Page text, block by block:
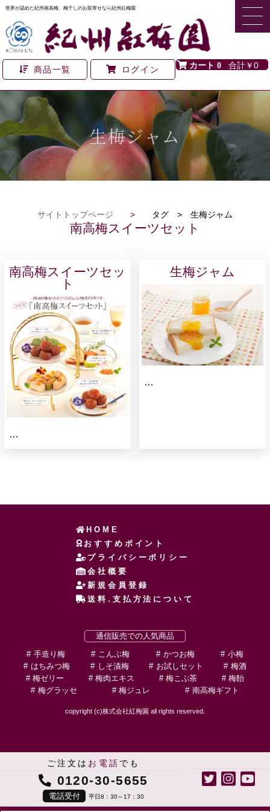
世界が認めた紀州南高梅、梅干しのお取寄せなら紀州紅梅園
商品一覧 ログイン 0 ￥0
ご注文は お電話 でも
0120-30-5655
電話受付 平日8：30～17：30
生梅ジャム
サイトトップページ > タグ > 生梅ジャム
南高梅スイーツセット
南高梅スイーツセッ
ト
…
生梅ジャム
…
HOME
おすすめポイント
プライバシーポリシー
会社概要
新規会員登録
送料.支払方法について
通信販売での人気商品
手造り梅
こんぶ梅 かつお梅
小梅
はちみつ梅
しそ漬梅 お試しセット
梅酒
梅ゼリー
梅肉エキス 梅こぶ茶
梅飴
梅グラッセ
梅ジュレ 南高梅ギフト
copyright (c)株式会社紅梅園 all rights reserved.